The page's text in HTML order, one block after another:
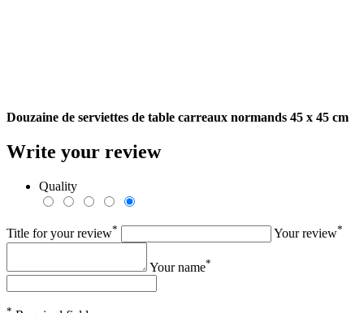
Douzaine de serviettes de table carreaux normands 45 x 45 cm
Write your review
Quality
Title for your review* Your review*
Your name*